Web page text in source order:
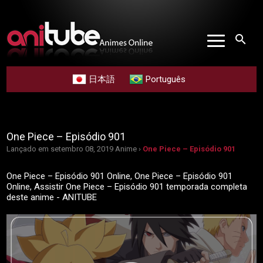
search
日本語 Português
One Piece – Episódio 901
Lançado em setembro 08, 2019 Anime › One Piece – Episódio 901
One Piece – Episódio 901 Online, One Piece – Episódio 901
Online, Assistir One Piece – Episódio 901 temporada completa
deste anime - ANITUBE